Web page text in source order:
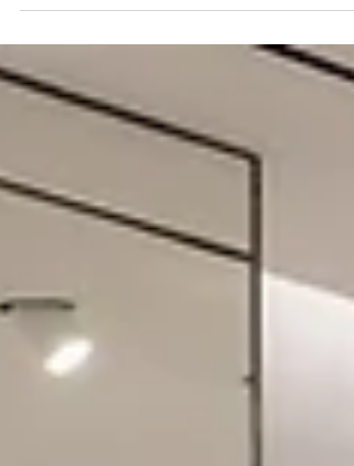
Business to Business, siempre guiados por las
tendencias del mercado y las necesidades
reales de nuestros clientes. En Light + Building,
marcamos el inicio de un nuevo capítulo. Junto
una amplia gama de innovaciones ,
presentamos una dirección clara: refo